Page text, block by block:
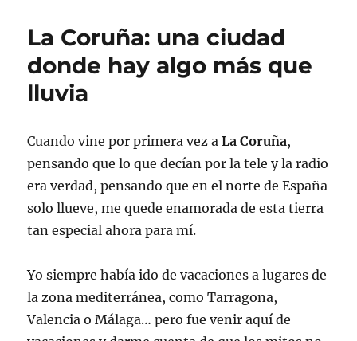
La Coruña: una ciudad
donde hay algo más que
lluvia
Cuando vine por primera vez aLa Coruña,
pensando que lo que decían por la tele y la radio
era verdad, pensando que en el norte de España
solo llueve, me quede enamorada de esta tierra
tan especial ahora para mí.
Yo siempre había ido de vacaciones a lugares de
la zona mediterránea, como Tarragona,
Valencia o Málaga… pero fue venir aquí de